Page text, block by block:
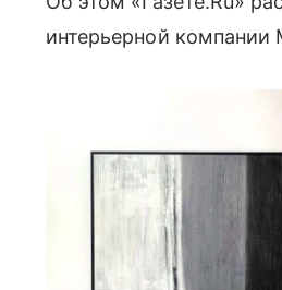
интерьерной компании